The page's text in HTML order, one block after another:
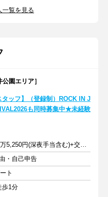
一覧を見る
園エリア］
タッフ】（登録制）ROCK IN J
も同時募集中★未経験
日給5,300円～2万5,250円(深夜手当含む)+交通費支給
・自己申告
ト
歩1分